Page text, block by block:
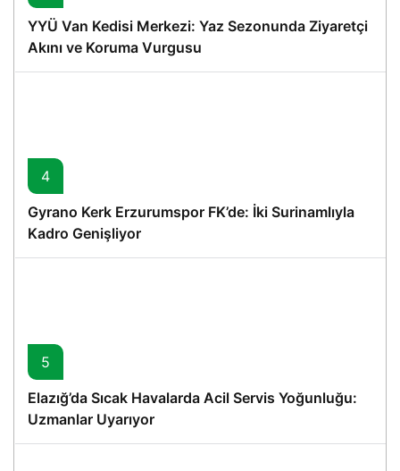
YYÜ Van Kedisi Merkezi: Yaz Sezonunda Ziyaretçi
Akını ve Koruma Vurgusu
4
Gyrano Kerk Erzurumspor FK’de: İki Surinamlıyla
Kadro Genişliyor
5
Elazığ’da Sıcak Havalarda Acil Servis Yoğunluğu:
Uzmanlar Uyarıyor